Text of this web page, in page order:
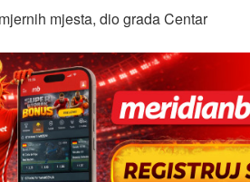
mjesta, dio grada Centar